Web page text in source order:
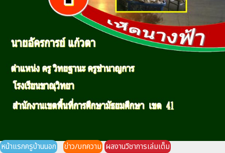
หน้าแรกครูบ้านนอก ข่าว/บทความ ผลงานวิชาการเล่มเต็ม